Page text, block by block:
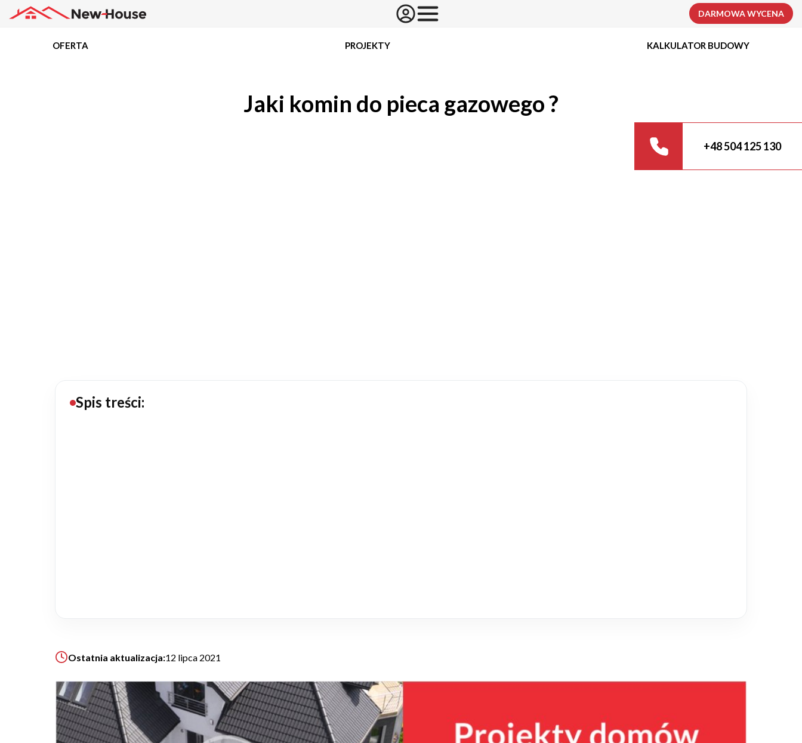
Rezydencje
Ogrody
KALKULATOR BUDOWY
DARMOWA WYCENA
OFERTA PROJEKTY KALKULATOR BUDOWY
Jaki komin do pieca gazowego ?
+48 504 125 130
Spis treści:
Ostatnia aktualizacja:12 lipca 2021